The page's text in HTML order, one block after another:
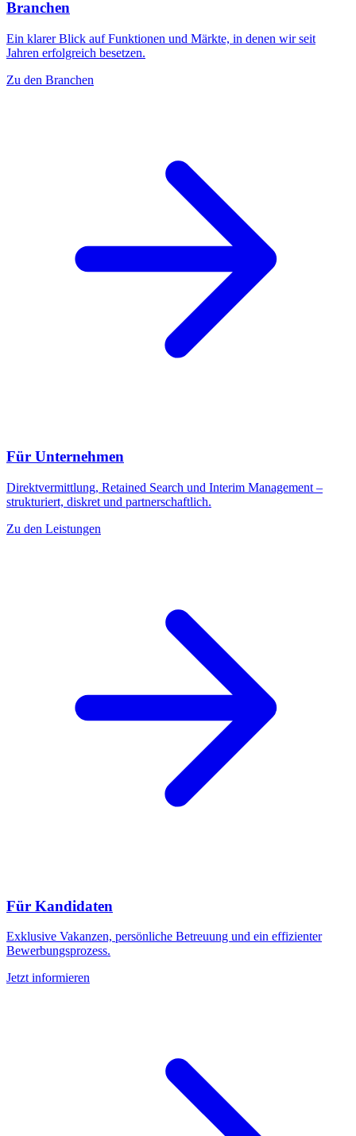
Branchen
Ein klarer Blick auf Funktionen und Märkte, in denen wir seit
Jahren erfolgreich besetzen.
Zu den Branchen
Für Unternehmen
Direktvermittlung, Retained Search und Interim Management –
strukturiert, diskret und partnerschaftlich.
Zu den Leistungen
Für Kandidaten
Exklusive Vakanzen, persönliche Betreuung und ein effizienter
Bewerbungsprozess.
Jetzt informieren